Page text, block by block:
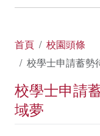
首頁
校園頭條
校學士申請蓄勢
校學士申請
域夢